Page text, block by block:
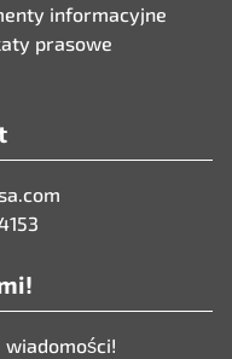
informacyjne
prasowe
wiadomości!